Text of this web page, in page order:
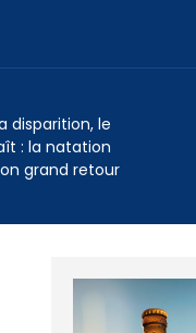
disparition, le
: la natation
grand retour